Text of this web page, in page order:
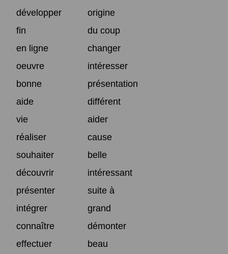
développer
origine
fin
du coup
en ligne
changer
oeuvre
intéresser
bonne
présentation
aide
différent
vie
aider
réaliser
cause
souhaiter
belle
découvrir
intéressant
présenter
suite à
intégrer
grand
connaître
démonter
effectuer
beau